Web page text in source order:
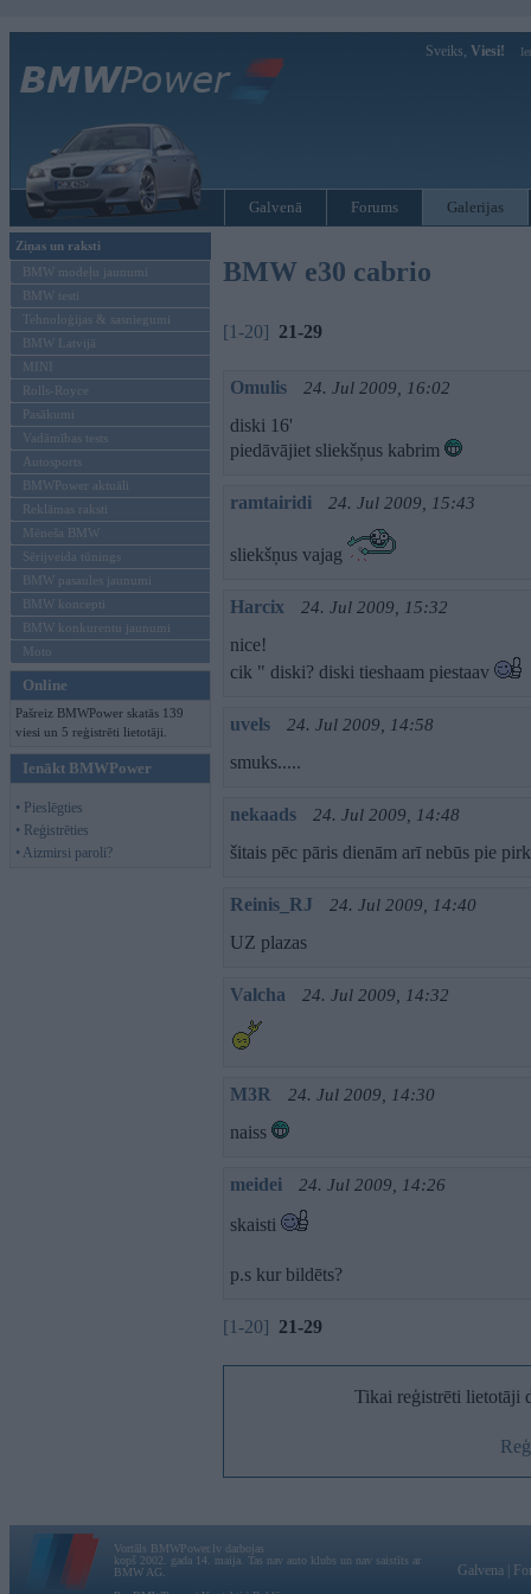
Sveiks, Viesi!
Galvenā Forums Galerijas
Ziņas un raksti
BMW modeļu jaunumi
BMW testi
Tehnoloģijas & sasniegumi
BMW Latvijā
MINI
Rolls-Royce
Pasākumi
Vadāmības tests
Autosports
BMWPower aktuāli
Reklāmas raksti
Mēneša BMW
Sērijveida tūnings
BMW pasaules jaunumi
BMW koncepti
BMW konkurentu jaunumi
Moto
Online
Pašreiz BMWPower skatās 139
viesi un 5 reģistrēti lietotāji.
Ienākt BMWPower
• Pieslēgties
• Reģistrēties
• Aizmirsi paroli?
BMW e30 cabrio
[1-20] 21-29
Omulis 24. Jul 2009, 16:02
diski 16'
piedāvājiet sliekšņus kabrim
ramtairidi 24. Jul 2009, 15:43
sliekšņus vajag
Harcix 24. Jul 2009, 15:32
nice!
cik " diski? diski tieshaam piestaav
uvels 24. Jul 2009, 14:58
smuks.....
nekaads 24. Jul 2009, 14:48
šitais pēc pāris dienām arī nebūs pie
Reinis_RJ 24. Jul 2009, 14:40
UZ plazas
Valcha 24. Jul 2009, 14:32
M3R 24. Jul 2009, 14:30
naiss
meidei 24. Jul 2009, 14:26
skaisti
p.s kur bildēts?
[1-20] 21-29
Tikai reģistrēti lietotāji
Vortāls BMWPower.lv darbojas
kopš 2002. gada 14. maija. Tas nav auto klubs un nav saistīts ar
BMW AG.
Galvena